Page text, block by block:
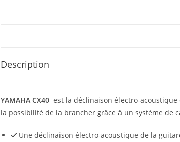
Description
YAMAHA CX40 est la déclinaison électro-acoustique
la possibilité de la brancher grâce à un système de
Une déclinaison électro-acoustique de la